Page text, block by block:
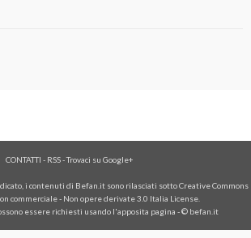
CONTATTI - RSS-Trovaci su Google+
i contenuti di Befan.it sono rilasciati sotto Creative Commons
commerciale - Non opere derivate 3.0 Italia License.
essere richiesti usando l'apposita pagina - © befan.it